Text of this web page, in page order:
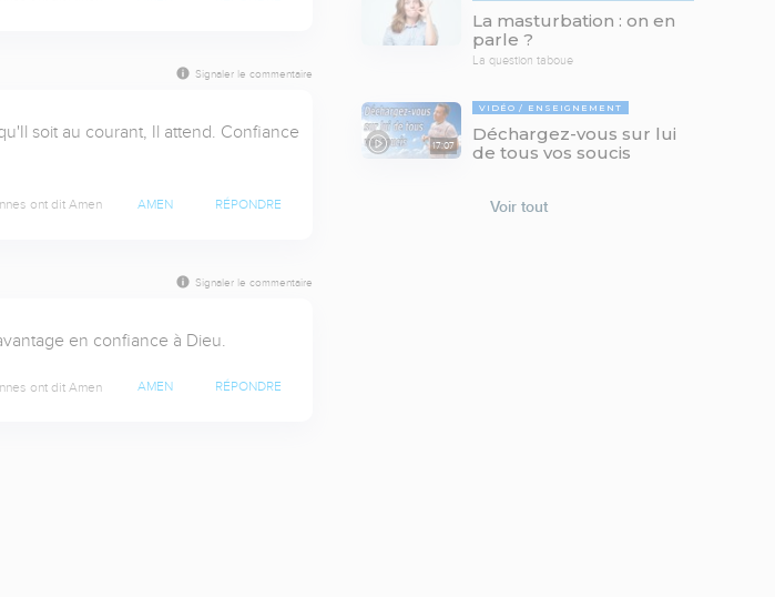
Signaler le commentaire
soit au courant, Il attend. Confiance
ont dit Amen AMEN RÉPONDRE
Signaler le commentaire
en confiance à Dieu.
ont dit Amen AMEN RÉPONDRE
La masturbation : on en
parle ?
La question taboue
17:07
VIDÉO ENSEIGNEMENT
Déchargez-vous sur lui
de tous vos soucis
Voir tout